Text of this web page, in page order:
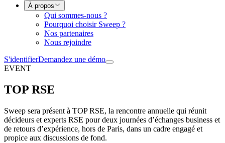
À propos
Qui sommes-nous ?
Pourquoi choisir Sweep ?
Nos partenaires
Nous rejoindre
S'identifierDemandez une démo
EVENT
TOP RSE
Sweep sera présent à TOP RSE, la rencontre annuelle qui réunit
décideurs et experts RSE pour deux journées d’échanges business et
de retours d’expérience, hors de Paris, dans un cadre engagé et
propice aux discussions de fond.